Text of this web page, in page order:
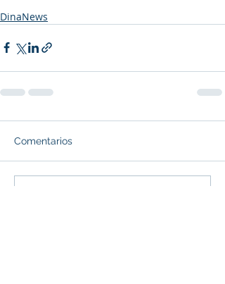
DinaNews
Comentarios